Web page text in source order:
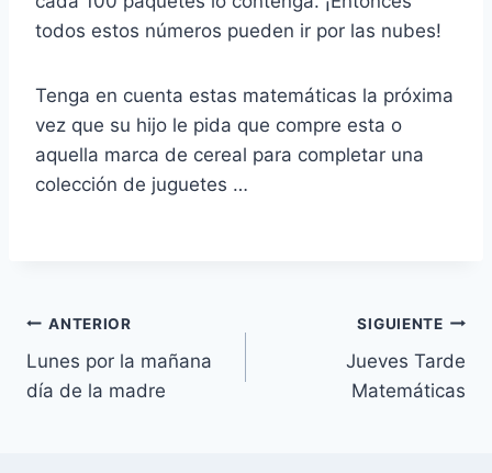
todos estos números pueden ir por las nubes!
Tenga en cuenta estas matemáticas la próxima
vez que su hijo le pida que compre esta o
aquella marca de cereal para completar una
colección de juguetes …
Navegación
de
ANTERIOR
Lunes por la mañana
día de la madre
SIGUIENTE
Jueves Tarde
Matemáticas